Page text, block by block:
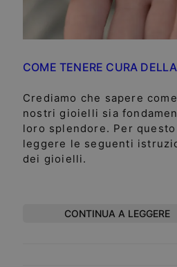
COME TENERE CURA
Crediamo che sapere
nostri gioielli sia
loro splendore. Per
leggere le seguenti
dei gioielli.
CONTINUA A LEGGERE